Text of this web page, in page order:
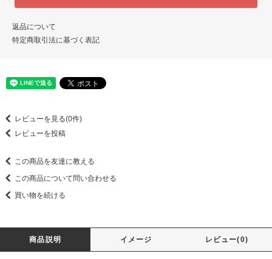
返品について
特定商取引法に基づく表記
レビューを見る(0件)
レビューを投稿
この商品を友達に教える
この商品について問い合わせる
買い物を続ける
商品説明 イメージ レビュー(0)